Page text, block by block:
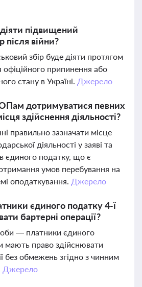
підвищений
після війни?
збір буде діяти протягом
офіційного припинення або
стану в Україні. Джерело
дотримуватися певних
здійснення діяльності?
правильно зазначати місце
діяльності у заяві та
єдиного податку, що є
умов перебування на
оподаткування. Джерело
єдиного податку 4-ї
бартерні операції?
— платники єдиного
мають право здійснювати
без обмежень згідно з чинним
Джерело